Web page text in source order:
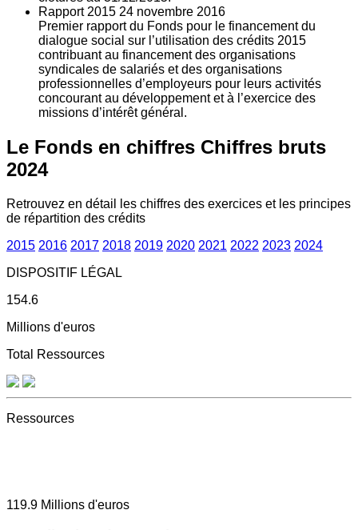
Rapport 2015 24 novembre 2016
Premier rapport du Fonds pour le financement du
dialogue social sur l’utilisation des crédits 2015
contribuant au financement des organisations
syndicales de salariés et des organisations
professionnelles d’employeurs pour leurs activités
concourant au développement et à l’exercice des
missions d’intérêt général.
Le Fonds en chiffres Chiffres bruts
2024
Retrouvez en détail les chiffres des exercices et les principes
de répartition des crédits
2015 2016 2017 2018 2019 2020 2021 2022 2023 2024
DISPOSITIF LÉGAL
154.6
Millions d'euros
Total Ressources
Ressources
119.9 Millions d'euros